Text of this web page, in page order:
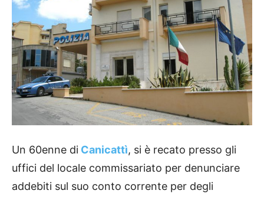
Un 60enne di Canicattì, si è recato presso gli
uffici del locale commissariato per denunciare
addebiti sul suo conto corrente per degli